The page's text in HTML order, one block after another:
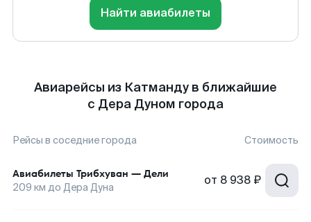
Найти авиабилеты
Авиарейсы из Катманду в ближайшие
с Дера Дуном города
Рейсы в соседние города Стоимость
Авиабилеты Трибхуван — Дели
209 км до Дера Дуна от 8 938 ₽